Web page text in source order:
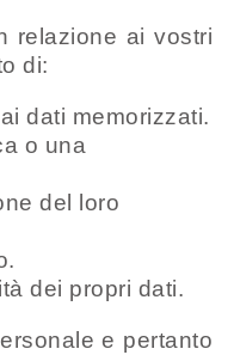
relazione ai vostri
di:
dati memorizzati.
o una
del loro
dei propri dati.
e pertanto